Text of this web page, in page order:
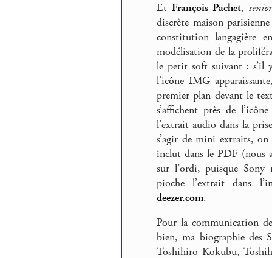
Et François Pachet,
discrète maison
constitution langagière
modélisation de la
le petit soft suivant : s’il
l’icône IMG
premier plan devant le
s’affichent près de
l’extrait audio dans la
s’agir de mini extraits,
inclut dans le PDF (nous
sur l’ordi, puisque Sony
pioche l’extrait dans
deezer.com.
Pour la communication
bien, ma biographie des
Toshihiro Kokubu,